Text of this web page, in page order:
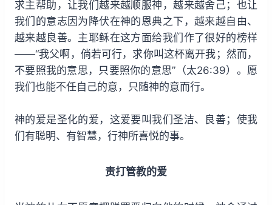
求主帮助，让我们越来越顺服神，越来越舍己；也让
我们的意志因为降伏在神的恩典之下，越来越自由、
越来越良善。主耶稣在这方面给我们作了很好的榜样
——“我父啊，倘若可行，求你叫这杯离开我；然而，
不要照我的意思，只要照你的意思”（太26:39）。愿
我们也能不任自己的意，只随神的意而行。
神的爱是圣化的爱，这爱要叫我们圣洁、良善；使我
们有聪明、有智慧，行神所喜悦的事。
责打管教的爱